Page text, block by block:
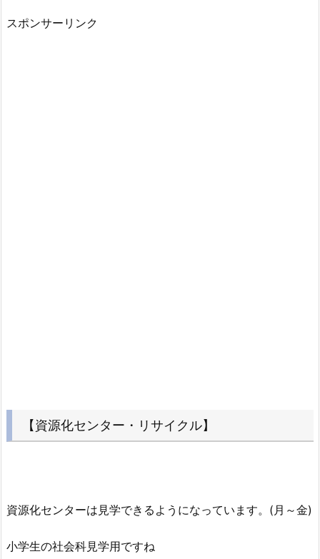
スポンサーリンク
【資源化センター・リサイクル】
資源化センターは見学できるようになっています。(月～金)
小学生の社会科見学用ですね